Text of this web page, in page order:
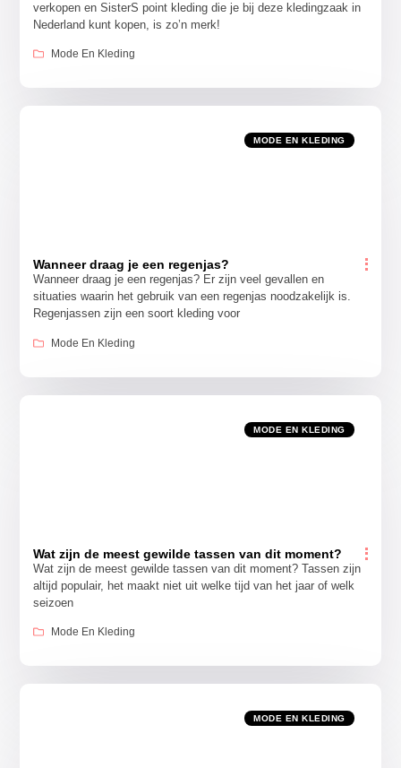
verkopen en SisterS point kleding die je bij deze kledingzaak in
Nederland kunt kopen, is zo’n merk!
Mode En Kleding
MODE EN KLEDING
Wanneer draag je een regenjas?
Wanneer draag je een regenjas? Er zijn veel gevallen en
situaties waarin het gebruik van een regenjas noodzakelijk is.
Regenjassen zijn een soort kleding voor
Mode En Kleding
MODE EN KLEDING
Wat zijn de meest gewilde tassen van dit moment?
Wat zijn de meest gewilde tassen van dit moment? Tassen zijn
altijd populair, het maakt niet uit welke tijd van het jaar of welk
seizoen
Mode En Kleding
MODE EN KLEDING